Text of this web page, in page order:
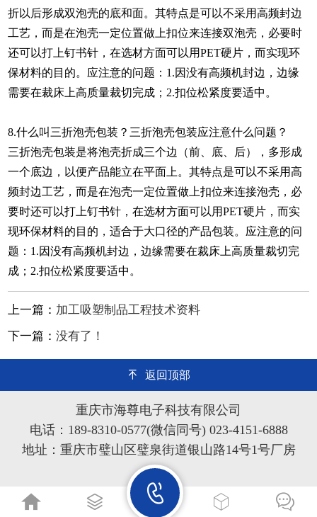
折以后形成双泡壳的底和面。其特点是可以不采用高频封边
工艺，而是在泡壳一定位置做上扣位来连接双泡壳，必要时
还可以打上钉书针，在选材方面可以用PET硬片，而实现环
保材料的目的。应注意的问题：1.因没有高频机封边，边缘
需要在裁床上高质量裁切完成；2.扣位松紧度要适中。
8.什么叫三折泡壳包装？三折泡壳包装应注意什么问题？
三折泡壳包装是将泡壳折成三个边（前、底、后），多形成
一个底边，以便产品能立在平面上。其特点是可以不采用高
频封边工艺，而是在泡壳一定位置做上扣位来连接泡壳，必
要时还可以打上钉书针，在选材方面可以用PET硬片，而实
现环保材料的目的，适合于大口径的产品包装。应注意的问
题：1.因没有高频机封边，边缘需要在裁床上高质量裁切完
成；2.扣位松紧度要适中。
上一篇： 加工吸塑制品工程技术资料
下一篇：没有了！
返回顶部
重庆市海尊电子科技有限公司
电话：189-8310-0577(微信同号) 023-4151-6888
地址：重庆市璧山区璧泉街道银山路14号1号厂房